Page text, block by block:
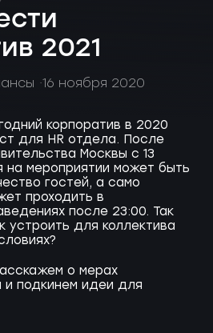
2021
16 ноября 2020
корпоратив в 2020
для HR отдела. После
Москвы с 13
на мероприятии может быть
гостей, а само
проходить в
после 23:00. Так
устроить для коллектива
о мерах
подкинем идеи для